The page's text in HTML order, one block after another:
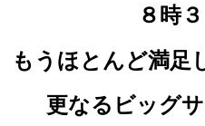
８時
もうほとんど満足
更なるビッグ